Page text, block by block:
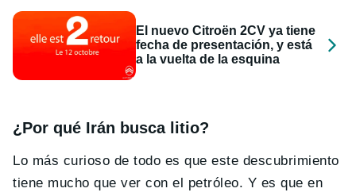
El nuevo Citroën 2CV ya tiene
fecha de presentación, y está
a la vuelta de la esquina
¿Por qué Irán busca litio?
Lo más curioso de todo es que este descubrimiento
tiene mucho que ver con el petróleo. Y es que en